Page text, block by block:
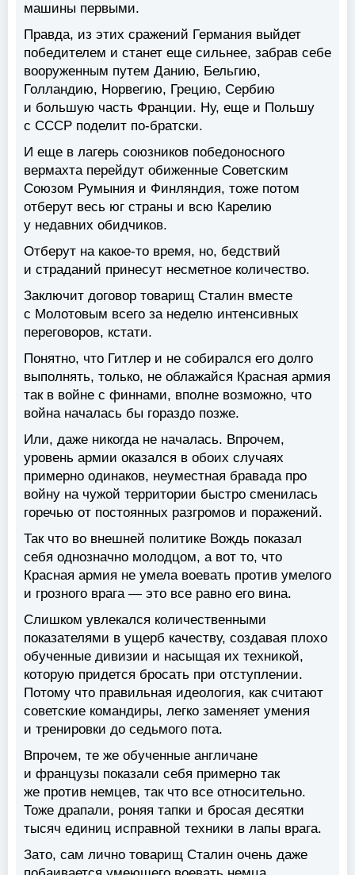
машины первыми.
Правда, из этих сражений Германия выйдет
победителем и станет еще сильнее, забрав себе
вооруженным путем Данию, Бельгию,
Голландию, Норвегию, Грецию, Сербию
и большую часть Франции. Ну, еще и Польшу
с СССР поделит по-братски.
И еще в лагерь союзников победоносного
вермахта перейдут обиженные Советским
Союзом Румыния и Финляндия, тоже потом
отберут весь юг страны и всю Карелию
у недавних обидчиков.
Отберут на какое-то время, но, бедствий
и страданий принесут несметное количество.
Заключит договор товарищ Сталин вместе
с Молотовым всего за неделю интенсивных
переговоров, кстати.
Понятно, что Гитлер и не собирался его долго
выполнять, только, не облажайся Красная армия
так в войне с финнами, вполне возможно, что
война началась бы гораздо позже.
Или, даже никогда не началась. Впрочем,
уровень армии оказался в обоих случаях
примерно одинаков, неуместная бравада про
войну на чужой территории быстро сменилась
горечью от постоянных разгромов и поражений.
Так что во внешней политике Вождь показал
себя однозначно молодцом, а вот то, что
Красная армия не умела воевать против умелого
и грозного врага — это все равно его вина.
Слишком увлекался количественными
показателями в ущерб качеству, создавая плохо
обученные дивизии и насыщая их техникой,
которую придется бросать при отступлении.
Потому что правильная идеология, как считают
советские командиры, легко заменяет умения
и тренировки до седьмого пота.
Впрочем, те же обученные англичане
и французы показали себя примерно так
же против немцев, так что все относительно.
Тоже драпали, роняя тапки и бросая десятки
тысяч единиц исправной техники в лапы врага.
Зато, сам лично товарищ Сталин очень даже